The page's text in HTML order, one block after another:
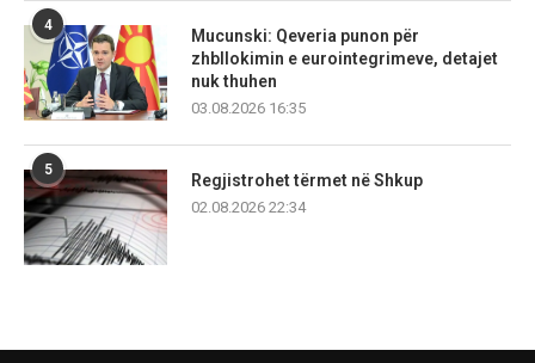
4
Mucunski: Qeveria punon për
zhbllokimin e eurointegrimeve, detajet
nuk thuhen
03.08.2026 16:35
5
Regjistrohet tërmet në Shkup
02.08.2026 22:34